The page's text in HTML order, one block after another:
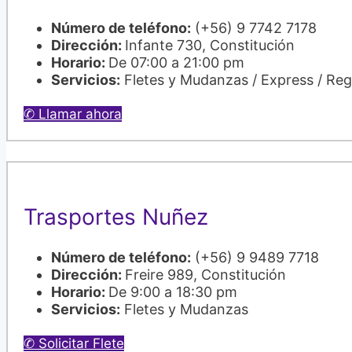
Número de teléfono: (+56) 9 7742 7178
Dirección: Infante 730, Constitución
Horario: De 07:00 a 21:00 pm
Servicios: Fletes y Mudanzas / Express /
✆ Llamar ahora
Trasportes Nuñez
Número de teléfono: (+56) 9 9489 7718
Dirección: Freire 989, Constitución
Horario: De 9:00 a 18:30 pm
Servicios: Fletes y Mudanzas
✆ Solicitar Flete